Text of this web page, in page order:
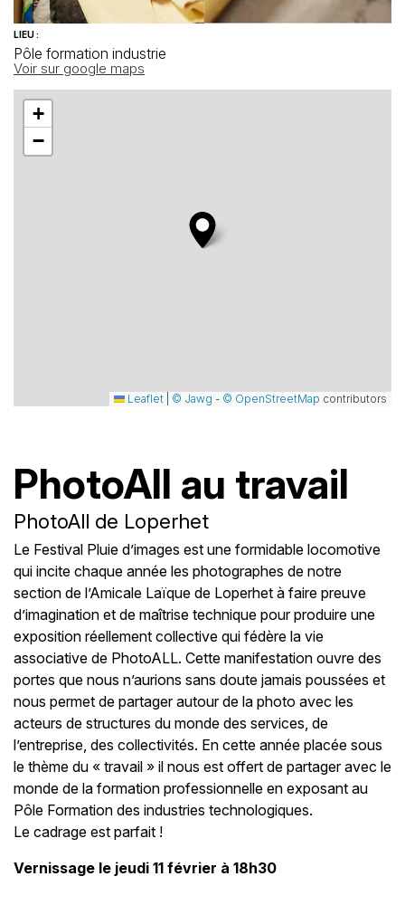
PhotoAll au travail
PhotoAll de Loperhet
Le Festival Pluie d’images est une formidable locomotive
qui incite chaque année les photographes de notre
section de l’Amicale Laïque de Loperhet à faire preuve
d’imagination et de maîtrise technique pour produire une
exposition réellement collective qui fédère la vie
associative de PhotoALL. Cette manifestation ouvre des
portes que nous n’aurions sans doute jamais poussées et
nous permet de partager autour de la photo avec les
acteurs de structures du monde des services, de
l’entreprise, des collectivités. En cette année placée sous
le thème du « travail » il nous est offert de partager avec le
monde de la formation professionnelle en exposant au
Pôle Formation des industries technologiques.
Le cadrage est parfait !
Vernissage le jeudi 11 février à 18h30
LIEU :
Pôle formation industrie
Voir sur google maps
+
−
Leaflet © Jawg - © OpenStreetMap contributors